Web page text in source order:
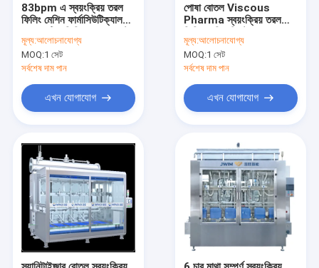
পণ্য
আমাদের সম্পর্কে
কারখানা ভ্রমণ
83bpm এ স্বয়ংক্রিয় তরল
ফিলিং মেশিন ফার্মাসিউটিক্যাল
করুন
মূল্য:আলোচনাযোগ্য
MOQ:1 সেট
সর্বশেষ দাম পান
এখন যোগাযোগ
পোষা বোতল Viscous
Pharma স্বয়ংক্রিয় তরল
5000mL 3.0KW
মূল্য:আলোচনাযোগ্য
MOQ:1 সেট
সর্বশেষ দাম পান
এখন যোগাযোগ